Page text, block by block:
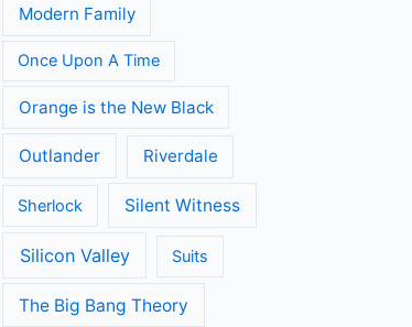
Modern Family
Once Upon A Time
Orange is the New Black
Outlander Riverdale
Sherlock Silent Witness
Silicon Valley Suits
The Big Bang Theory